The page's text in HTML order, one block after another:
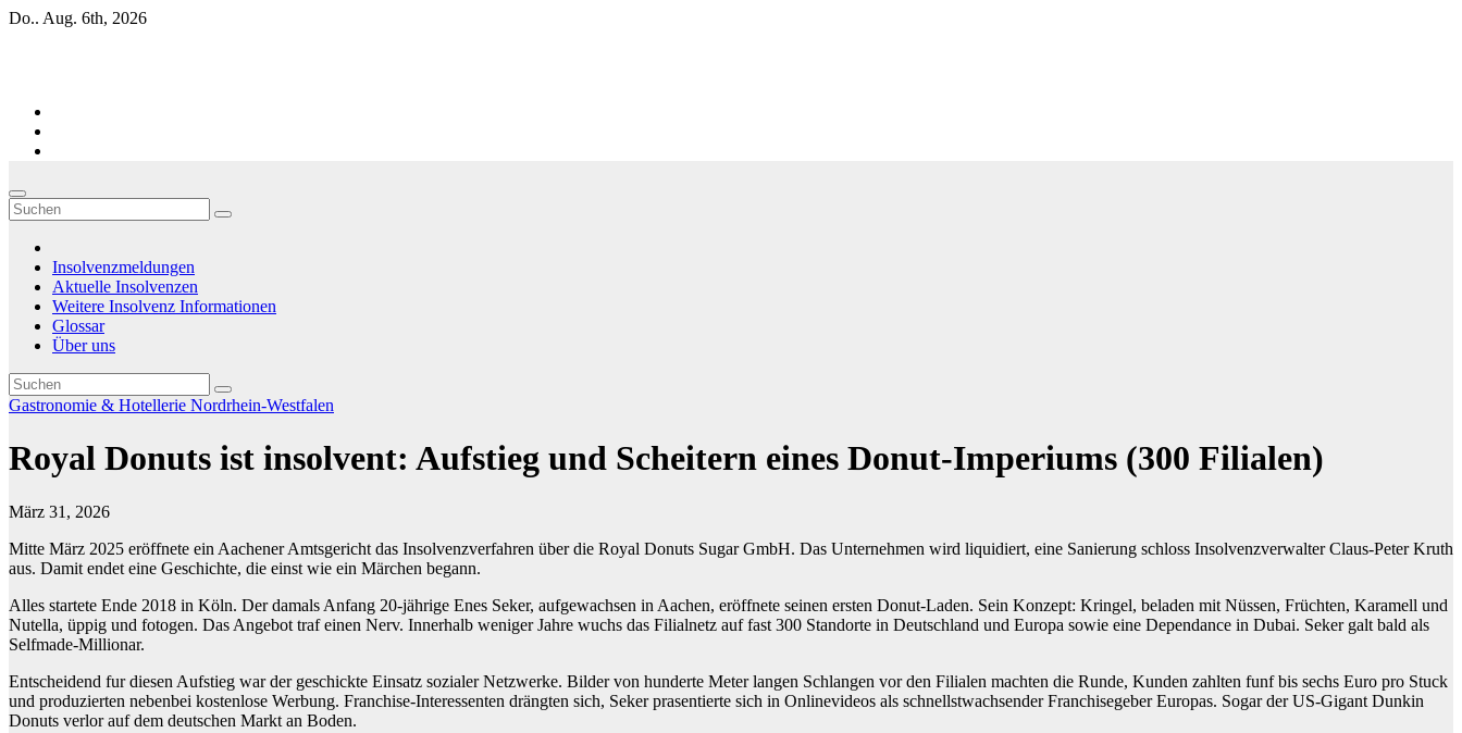
Zum
Do.. Aug. 6th, 2026
Insolvenzmeldungen
Aktuelle Insolvenzen
Weitere Insolvenz Informationen
Glossar
Über uns
Gastronomie & Hotellerie Nordrhein-Westfalen
Royal Donuts ist insolvent: Aufstieg und Scheitern eines Donut-Imperiums (300 Filialen)
März 31, 2026
Mitte März 2025 eröffnete ein Aachener Amtsgericht das Insolvenzverfahren über die Royal Donuts Sugar GmbH. Das Unternehmen wird liquidiert, eine Sanierung schloss Insolvenzverwalter Claus-Peter Kruth
aus. Damit endet eine Geschichte, die einst wie ein Märchen begann.
Alles startete Ende 2018 in Köln. Der damals Anfang 20-jährige Enes Seker, aufgewachsen in Aachen, eröffnete seinen ersten Donut-Laden. Sein Konzept: Kringel, beladen mit Nüssen, Früchten, Karamell und
Nutella, üppig und fotogen. Das Angebot traf einen Nerv. Innerhalb weniger Jahre wuchs das Filialnetz auf fast 300 Standorte in Deutschland und Europa sowie eine Dependance in Dubai. Seker galt bald als
Selfmade-Millionar.
Entscheidend fur diesen Aufstieg war der geschickte Einsatz sozialer Netzwerke. Bilder von hunderte Meter langen Schlangen vor den Filialen machten die Runde, Kunden zahlten funf bis sechs Euro pro Stuck
und produzierten nebenbei kostenlose Werbung. Franchise-Interessenten drängten sich, Seker prasentierte sich in Onlinevideos als schnellstwachsender Franchisegeber Europas. Sogar der US-Gigant Dunkin
Donuts verlor auf dem deutschen Markt an Boden.